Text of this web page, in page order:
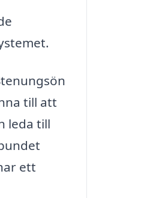
till att
leda till
ett